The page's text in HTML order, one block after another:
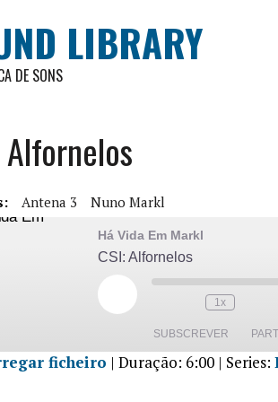
LIBRARY
DE SONS
Alfornelos
Antena 3 Nuno Markl
Há Vida Em Markl
CSI: Alfornelos
1x
SUBSCREVER
ficheiro | Duração: 6:00 | Series: